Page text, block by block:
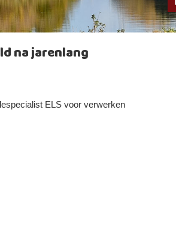
na jarenlang
ELS voor verwerken